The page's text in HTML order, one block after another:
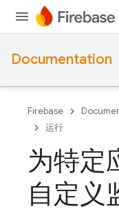
Documentation
Firebase
运行
为特定
自定义